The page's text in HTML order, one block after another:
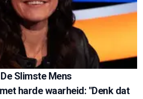
Slimste Mens
harde waarheid: "Denk dat